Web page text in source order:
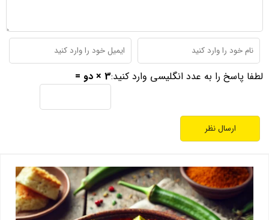
لطفا پاسخ را به عدد انگلیسی وارد کنید:3 × دو =